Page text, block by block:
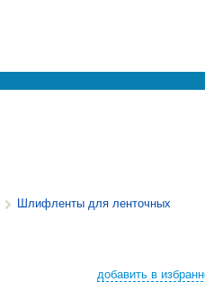
Шлифленты для ленточных
добавить в